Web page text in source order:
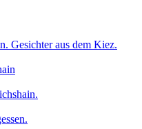
Gesichter aus dem Kiez.